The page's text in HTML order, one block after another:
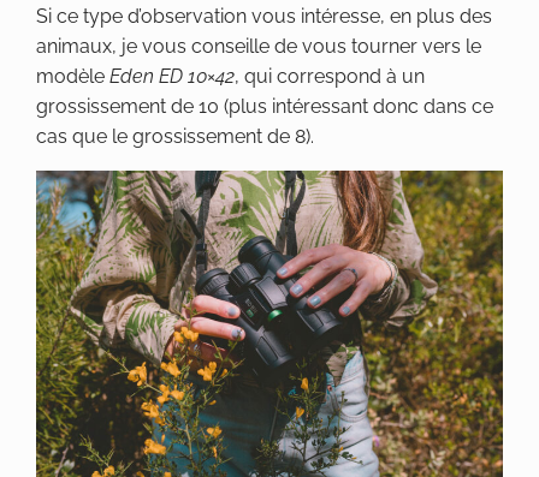
Si ce type d’observation vous intéresse, en plus des
animaux, je vous conseille de vous tourner vers le
modèle Eden ED 10×42, qui correspond à un
grossissement de 10 (plus intéressant donc dans ce
cas que le grossissement de 8).